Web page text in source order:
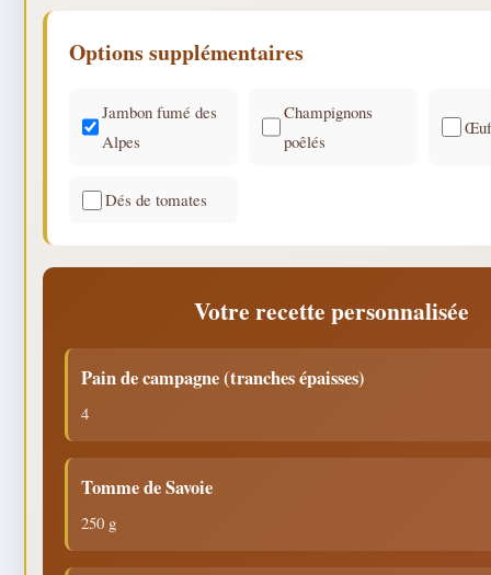
Options supplémentaires
Jambon fumé des
Alpes
Champignons
poêlés
Dés de tomates
Votre recette personnalisée
Pain de campagne (tranches épaisses)
4
Tomme de Savoie
250 g